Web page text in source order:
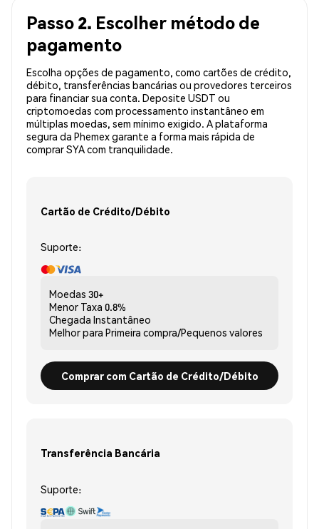
Passo 2. Escolher método de
pagamento
Escolha opções de pagamento, como cartões de crédito,
débito, transferências bancárias ou provedores terceiros
para financiar sua conta. Deposite USDT ou
criptomoedas com processamento instantâneo em
múltiplas moedas, sem mínimo exigido. A plataforma
segura da Phemex garante a forma mais rápida de
comprar SYA com tranquilidade.
Cartão de Crédito/Débito
Suporte:
Moedas 30+
Menor Taxa 0.8%
Chegada Instantâneo
Melhor para Primeira compra/Pequenos valores
Comprar com Cartão de Crédito/Débito
Transferência Bancária
Suporte: